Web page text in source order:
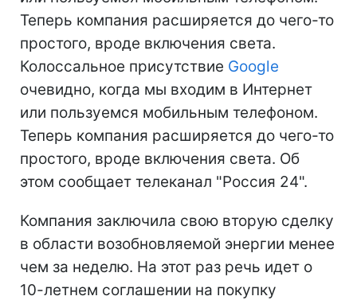
Теперь компания расширяется до чего-то
простого, вроде включения света.
Колоссальное присутствие Google
очевидно, когда мы входим в Интернет
или пользуемся мобильным телефоном.
Теперь компания расширяется до чего-то
простого, вроде включения света. Об
этом сообщает телеканал "Россия 24".
Компания заключила свою вторую сделку
в области возобновляемой энергии менее
чем за неделю. На этот раз речь идет о
10-летнем соглашении на покупку